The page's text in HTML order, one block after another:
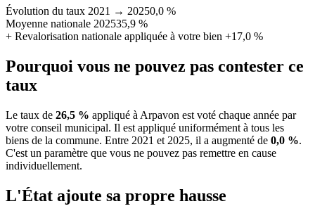
Évolution du taux 2021 → 20250,0 %
Moyenne nationale 202535,9 %
+ Revalorisation nationale appliquée à votre bien +17,0 %
Pourquoi vous ne pouvez pas contester ce
taux
Le taux de 26,5 % appliqué à Arpavon est voté chaque année par
votre conseil municipal. Il est appliqué uniformément à tous les
biens de la commune. Entre 2021 et 2025, il a augmenté de 0,0 %.
C'est un paramètre que vous ne pouvez pas remettre en cause
individuellement.
L'État ajoute sa propre hausse